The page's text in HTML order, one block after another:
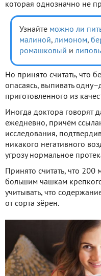
которая однозначно не
Узнайте можно ли
малиной, лимоном,
ромашковый и
Но принято считать,
опасаясь, выпивать
приготовленного из
Иногда доктора говорят
ежедневно, причём
исследования,
никакого негативного
угрозу нормальное
Принято считать, что 200
большим чашкам
учитывать, что
от сорта зёрен.